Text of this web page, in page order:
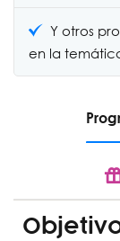
Y otros
en la